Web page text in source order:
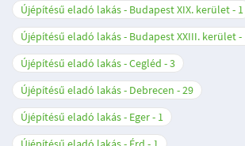
Újépítésű eladó lakás - Budapest XIX. kerület
1
Újépítésű eladó lakás - Budapest XXIII. kerület
Újépítésű eladó lakás - Cegléd
3
Újépítésű eladó lakás - Debrecen
29
Újépítésű eladó lakás - Eger
1